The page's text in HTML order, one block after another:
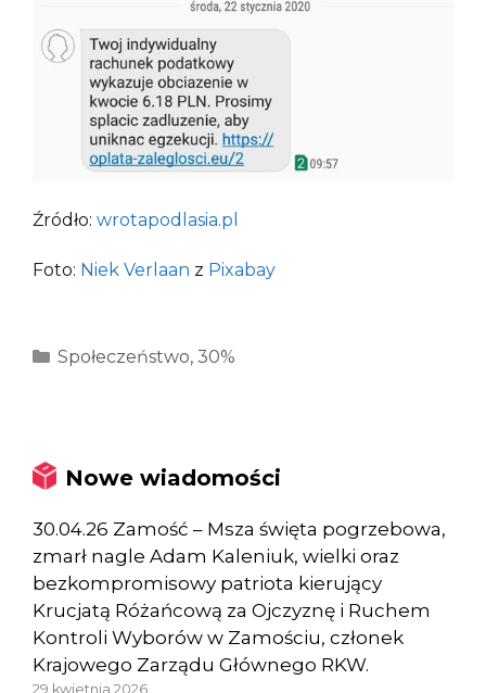
Źródło: wrotapodlasia.pl
Foto: Niek Verlaan z Pixabay
Kategorie
Społeczeństwo, 30%
Nowe wiadomości
30.04.26 Zamość – Msza święta pogrzebowa,
zmarł nagle Adam Kaleniuk, wielki oraz
bezkompromisowy patriota kierujący
Krucjatą Różańcową za Ojczyznę i Ruchem
Kontroli Wyborów w Zamościu, członek
Krajowego Zarządu Głównego RKW.
29 kwietnia 2026